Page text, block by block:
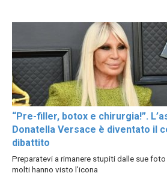
“Pre-filler, botox e chirurgia!”.
Donatella Versace è diventato il
dibattito
Preparatevi a rimanere stupiti dalle sue foto
molti hanno visto l’icona